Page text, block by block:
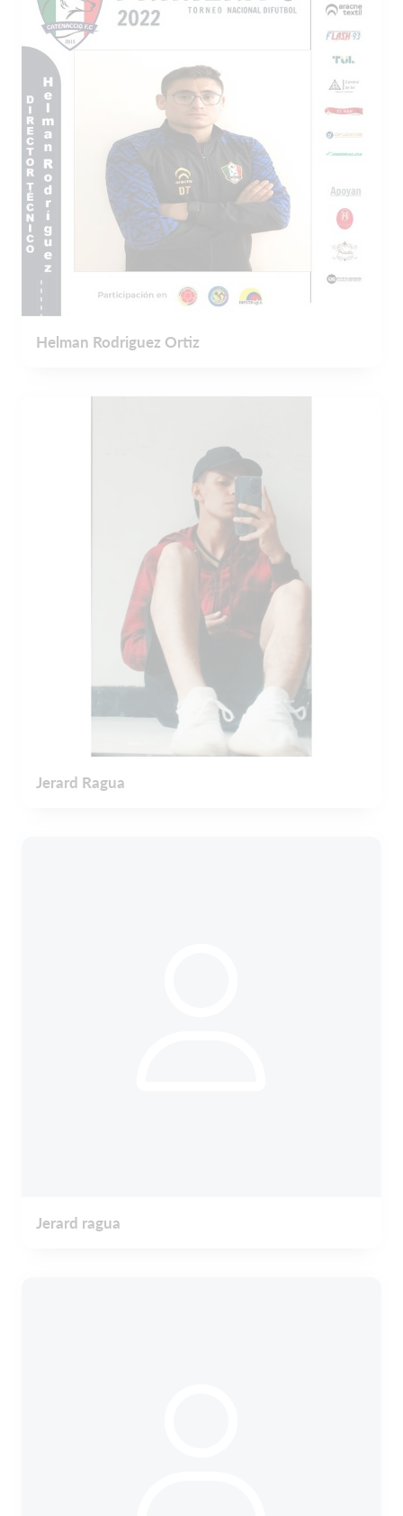
Helman Rodriguez Ortiz
Jerard Ragua
Jerard ragua